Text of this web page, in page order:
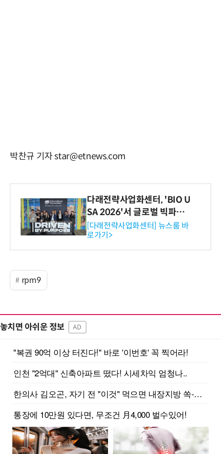
박찬규 기자 star@etnews.com
다래전략사업화센터, 'BIO U
SA 2026'서 글로벌 빅파마
와의 비즈니스 미팅 지원…K
-바이오 해외 진출 교두보 확
보
[다래전략사업화센터] 뉴스룸 바
로가기>
rpm9
놓치면 아쉬운 정보 AD